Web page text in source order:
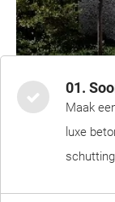
01.
Maak
luxe